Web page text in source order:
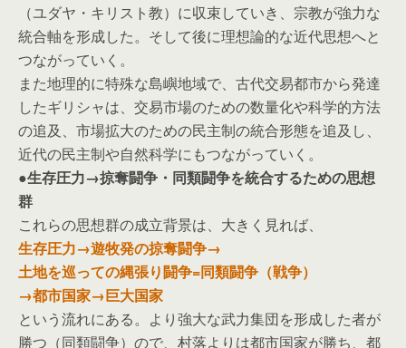
（ユダヤ・キリスト教）に収束していき、宗教が強力な
統合軸を形成した。そして後に理想論的な近代思想へと
つながっていく。
また地理的に特殊な島嶼地域で、古代交易都市から発達
したギリシャは、交易市場のための数量化や科学的方法
の追及、市場拡大のための民主制の統合形態を追及し、
近代の民主制や自然科学にもつながっていく。
●生存圧力→掠奪闘争・同類闘争を統合するための思想
群
これらの思想群の成立背景は、大きく見れば、
生存圧力→遊牧発の掠奪闘争→
土地を巡っての縄張り闘争=同類闘争（戦争）
→都市国家→巨大国家
という流れにある。より強大な武力集団を形成した者が
勝つ（同類闘争）ので、村落よりは都市国家が勝ち、都